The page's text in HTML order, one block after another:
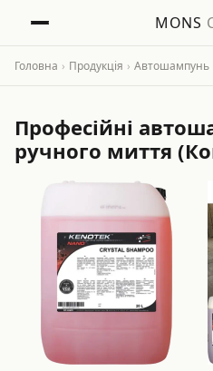
MONS
Головна › Продукція › Автошампунь
Професійні
ручного миття